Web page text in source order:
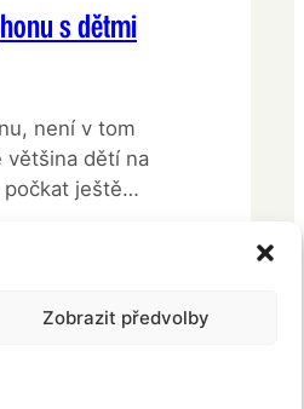
Zobrazit předvolby
s dětmi
není v tom
většina dětí na
ještě
jak pro dítě,